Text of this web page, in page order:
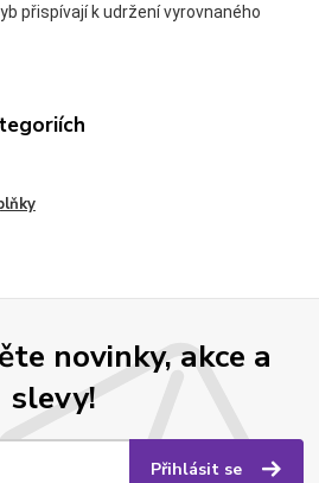
přispívají k udržení vyrovnaného
novinky, akce a
slevy!
Přihlásit se